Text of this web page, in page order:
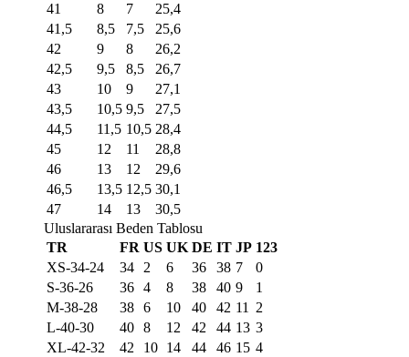
41
8 7
25,4
41,5
8,5 7,5
25,6
42
9 8
26,2
42,5
9,5 8,5
26,7
43
10 9
27,1
43,5
10,5 9,5
27,5
44,5
11,5 10,5 28,4
45
12 11
28,8
46
13 12
29,6
46,5
13,5 12,5 30,1
47
14 13
30,5
Uluslararası Beden Tablosu
TR
FR US UK DE IT JP 123
XS-34-24
34 2 6 36 38 7
0
S-36-26
36 4 8 38 40 9
1
M-38-28
38 6 10 40 42 11
2
L-40-30
40 8 12 42 44 13 3
XL-42-32
42 10 14 44 46 15 4